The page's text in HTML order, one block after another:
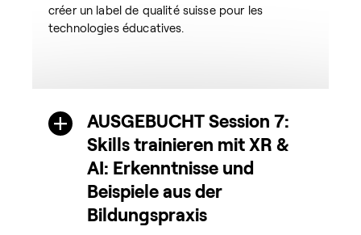
créer un label de qualité suisse pour les
technologies éducatives.
AUSGEBUCHT Session 7:
Skills trainieren mit XR &
AI: Erkenntnisse und
Beispiele aus der
Bildungspraxis